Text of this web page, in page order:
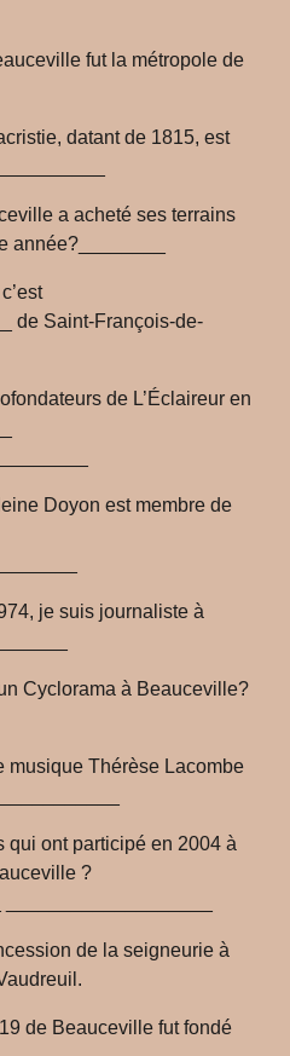
fut la métropole de
datant de 1815, est
a acheté ses terrains
année?________
de Saint-François-de-
de L’Éclaireur en
Doyon est membre de
je suis journaliste à
Cyclorama à Beauceville?
musique Thérèse Lacombe
qui ont participé en 2004 à
?
de la seigneurie à
de Beauceville fut fondé